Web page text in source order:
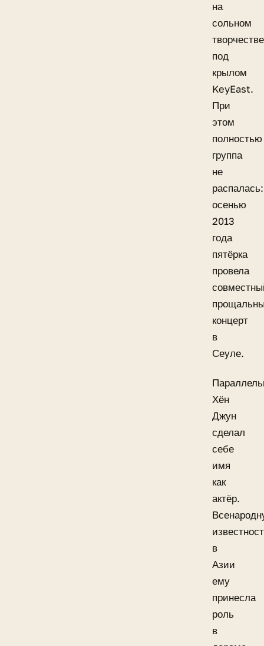
на
сольном
творчестве
под
крылом
KeyEast.
При
этом
полностью
группа
не
распалась:
осенью
2013
года
пятёрка
провела
концерт
в
Сеуле.
Хён
Джун
сделал
себе
имя
как
актёр.
в
Азии
ему
принесла
роль
в